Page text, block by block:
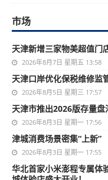
市场
天津新增三家物美超值门
2026年8月7日 星期五 13:58
天津口岸优化保税维修监
2026年8月5日 星期三 17:57
天津市推出2026版存量盘
2026年8月3日 星期一 17:56
津城消费场景密集“上新”
2026年8月3日 星期一 17:55
华北首家小米澎程专属